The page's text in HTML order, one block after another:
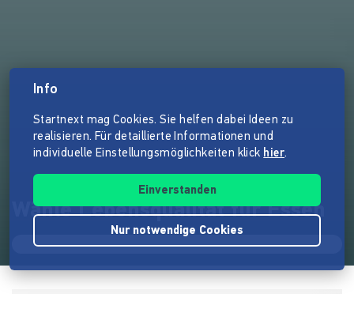
Wähle Lebensqualität für Essen
Info
Startnext mag Cookies. Sie helfen dabei Ideen zu
realisieren. Für detaillierte Informationen und
individuelle Einstellungsmöglichkeiten klick hier.
Einverstanden
Nur notwendige Cookies